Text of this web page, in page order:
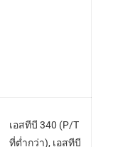
เอสทีบี 340 (P/T
ที่ต่ำกว่า), เอสทีบี